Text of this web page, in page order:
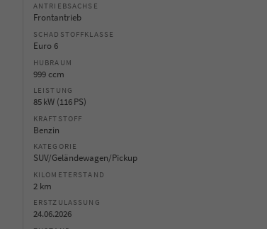
ANTRIEBSACHSE
Frontantrieb
SCHADSTOFFKLASSE
Euro 6
HUBRAUM
999 ccm
LEISTUNG
85 kW (116 PS)
KRAFTSTOFF
Benzin
KATEGORIE
SUV/Geländewagen/Pickup
KILOMETERSTAND
2 km
ERSTZULASSUNG
24.06.2026